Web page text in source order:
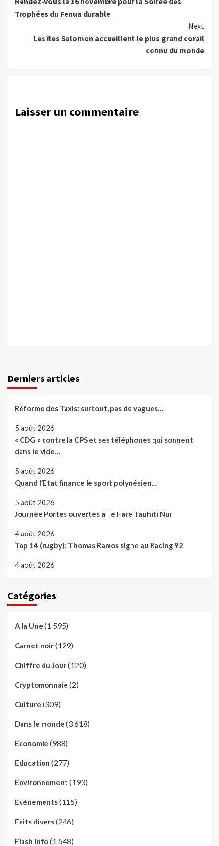
Reading
Trophées du Fenua durable
Next
Les îles Salomon accueillent le plus grand corail
connu du monde
Laisser un commentaire
Derniers articles
Réforme des Taxis: surtout, pas de vagues…
5 août 2026
« CDG » contre la CPS et ses téléphones qui sonnent
dans le vide…
5 août 2026
Quand l’Etat finance le sport polynésien…
5 août 2026
Journée Portes ouvertes à Te Fare Tauhiti Nui
4 août 2026
Top 14 (rugby): Thomas Ramos signe au Racing 92
4 août 2026
Catégories
A la Une (1 595)
Carnet noir(129)
Chiffre du Jour(120)
Cryptomonnaie (2)
Culture (309)
Dans le monde (3 618)
Economie (988)
Education (277)
Environnement (193)
Evénements(115)
Faits divers(246)
Flash Info(1 548)